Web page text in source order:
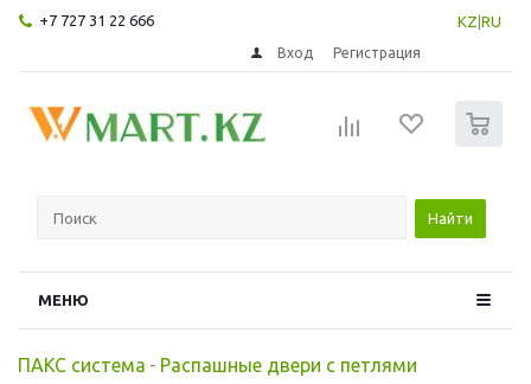
+7 727 31 22 666 KZ RU
Вход Регистрация
Найти
МЕНЮ
ПАКС система - Распашные двери с петлями